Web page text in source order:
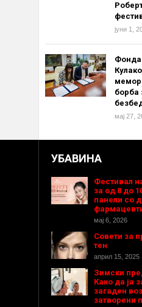
јуни 1,
борба
мај 27,
УБАВИНА
Фестивал
за од 8 до
панели со
мај 6, 2026
Совети за
тен
април 15, 2025
Зимски
Како да ја
загаден
затворени